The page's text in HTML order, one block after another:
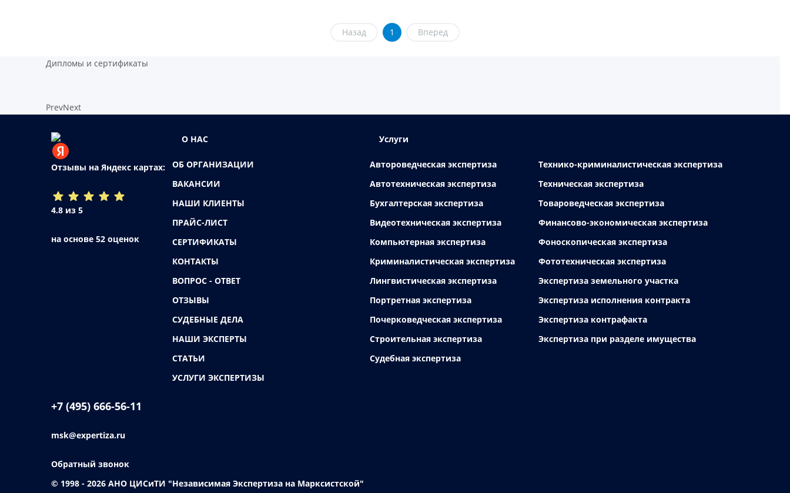
Назад 1 Вперед
Дипломы и сертификаты
PrevNext
Отзывы на Яндекс картах:
4.8 из 5
на основе 52 оценок
О НАС
ОБ ОРГАНИЗАЦИИ
ВАКАНСИИ
НАШИ КЛИЕНТЫ
ПРАЙС-ЛИСТ
СЕРТИФИКАТЫ
КОНТАКТЫ
ВОПРОС - ОТВЕТ
ОТЗЫВЫ
СУДЕБНЫЕ ДЕЛА
НАШИ ЭКСПЕРТЫ
СТАТЬИ
УСЛУГИ ЭКСПЕРТИЗЫ
Услуги
Автороведческая экспертиза
Автотехническая экспертиза
Бухгалтерская экспертиза
Видеотехническая экспертиза
Компьютерная экспертиза
Криминалистическая экспертиза
Лингвистическая экспертиза
Портретная экспертиза
Почерковедческая экспертиза
Строительная экспертиза
Судебная экспертиза
Технико-криминалистическая экспертиза
Техническая экспертиза
Товароведческая экспертиза
Финансово-экономическая экспертиза
Фоноскопическая экспертиза
Фототехническая экспертиза
Экспертиза земельного участка
Экспертиза исполнения контракта
Экспертиза контрафакта
Экспертиза при разделе имущества
+7 (495) 666-56-11
msk@expertiza.ru
Обратный звонок
© 1998 - 2026 АНО ЦИСиТИ "Независимая Экспертиза на Марксистской"